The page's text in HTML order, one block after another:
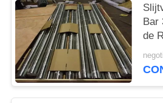
Bar
de